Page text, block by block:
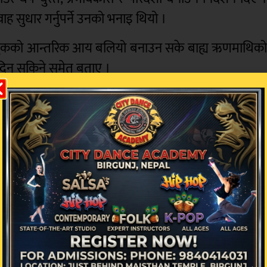
सुधार गर्नुपर्ने उनको भनाइ थियो ।
आन्तरिक आय बलियो बनाउन सके बाह्य ऋणमाथिको
दिन सकिने समेत बताए ।
अधिकारीहरूलाई राज्यको प्रतिष्ठासँग जोडिएका
६ देखि ८ महिनाभित्र परिणाम देखिने विश्वास व्यक्त गरे ।
यमलाल भुसाल, डा. भीष्मकुमार भुसाल र प्रेमप्रसाद
मन्त्रालयले क्रमशः भन्सार विभागको महानिर्देशक,
जिम्मेवारी दिएको थियो।
इमानदारीपूर्वक पालना गर्दै राजस्व संकलन